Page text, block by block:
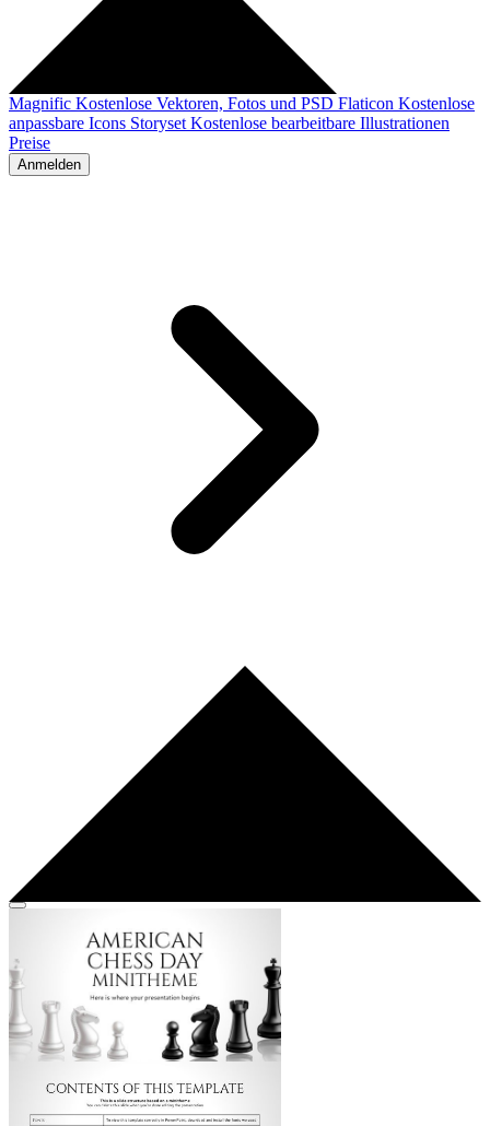
Magnific Kostenlose Vektoren, Fotos und PSD Flaticon Kostenlose
anpassbare Icons Storyset Kostenlose bearbeitbare Illustrationen
Preise
Anmelden